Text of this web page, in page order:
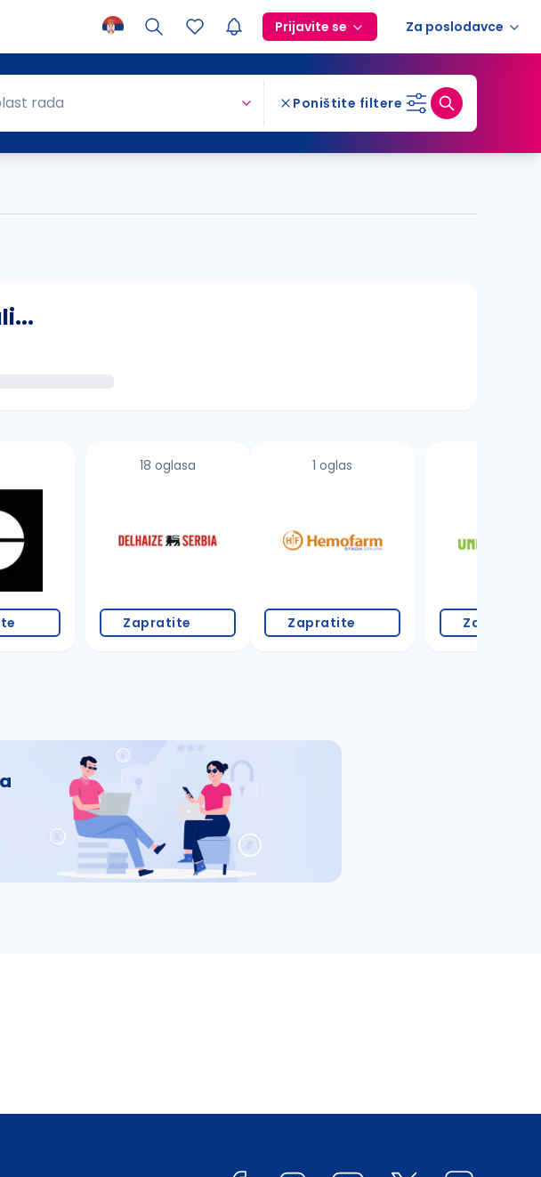
Prijavite se Za poslodavce
rada Poništite filtere
18 oglasa
Zapratite
1 oglas
Zapratite Zapratite